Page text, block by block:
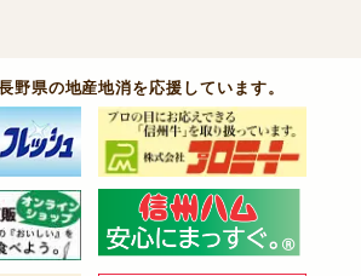
野県の地産地消を応援しています。